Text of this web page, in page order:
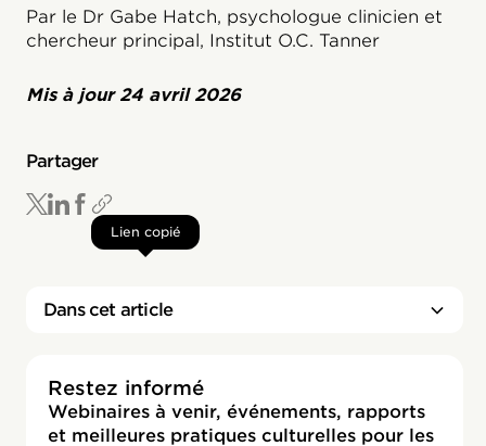
Par le Dr Gabe Hatch, psychologue clinicien et
chercheur principal, Institut O.C. Tanner
Mis à jour 24 avril 2026
Partager
Lien copié
Dans cet article
Restez informé
Webinaires à venir, événements, rapports
et meilleures pratiques culturelles pour les